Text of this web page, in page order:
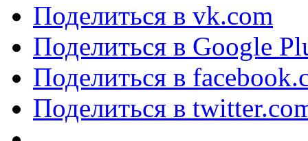
Поделиться в vk.com
Поделиться в Google
Поделиться в
Поделиться в